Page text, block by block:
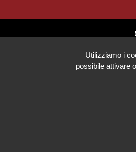
Utilizziamo i
possibile attivare